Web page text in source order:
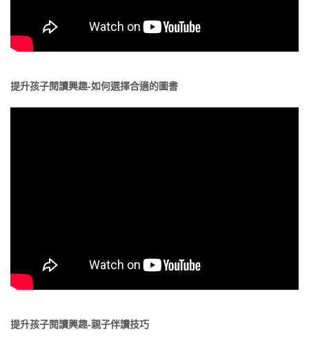
提升孩子閱讀興趣-如何選擇合適的圖書
提升孩子閱讀興趣-親子伴讀技巧